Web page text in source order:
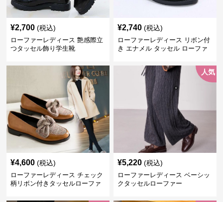
¥2,700 (税込)
ローファーレディース 艶感際立
つタッセル飾り学生靴
¥2,740 (税込)
ローファーレディース リボン付
き エナメル タッセル ローファ
¥4,600 (税込)
ローファーレディース チェック
柄リボン付きタッセルローファ
人気
¥5,220 (税込)
ローファーレディース ベーシッ
クタッセルローファー